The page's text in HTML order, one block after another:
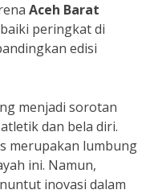
Aceh Barat
peringkat di
edisi
menjadi sorotan
dan bela diri.
merupakan lumbung
ini. Namun,
inovasi dalam